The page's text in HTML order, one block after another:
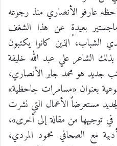
عارفو الأنصاري منذ رجوعه
بعيدةٍ عن هذا الشغف
الشباب، الذين كانوا يكتبون
الشاعر علي عبد الله خليفة
جديد هو محمد جابر الأنصاري،
بعنوان «مسامرات جاحظية»
مستعرضاً الأعمال التي نشرت
توجيهها من مقالة إلى أخرى»،
مع الصحافي محمود المردي،